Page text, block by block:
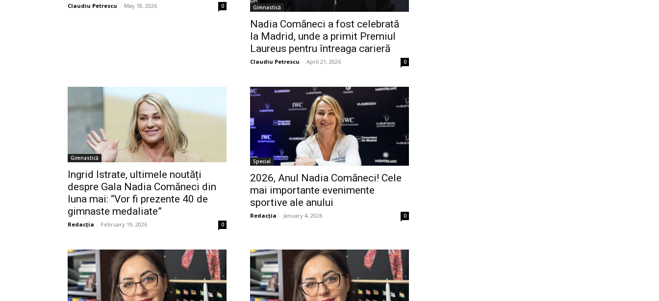
Claudiu Petrescu - May 18, 2026 0 Gimnastică
Nadia Comăneci a fost celebrată
la Madrid, unde a primit Premiul
Laureus pentru întreaga carieră
Claudiu Petrescu - April 21, 2026 0
Gimnastică
Ingrid Istrate, ultimele noutăți
despre Gala Nadia Comăneci din
luna mai: “Vor fi prezente 40 de
gimnaste medaliate”
Redacția - February 19, 2026 0
Special
2026, Anul Nadia Comăneci! Cele
mai importante evenimente
sportive ale anului
Redacția - January 4, 2026 0